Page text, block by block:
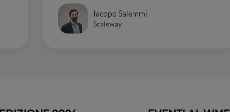
Iacopo Salemmi
Scaleway